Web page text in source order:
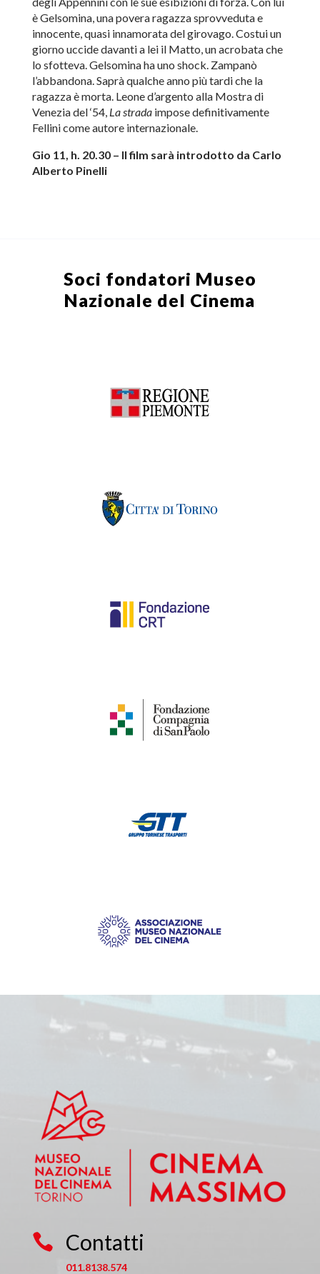
è Gelsomina, una povera ragazza sprovveduta e
innocente, quasi innamorata del girovago. Costui un
giorno uccide davanti a lei il Matto, un acrobata che
lo sfotteva. Gelsomina ha uno shock. Zampanò
l’abbandona. Saprà qualche anno più tardi che la
ragazza è morta. Leone d’argento alla Mostra di
Venezia del ‘54, La strada impose definitivamente
Fellini come autore internazionale.
Gio 11, h. 20.30 – Il film sarà introdotto da Carlo
Alberto Pinelli
Soci fondatori Museo
Nazionale del Cinema
 Contatti
011.8138.574